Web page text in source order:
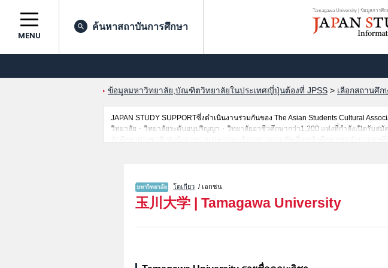
Tamagawa University | ข้อมูลการศึ
MENU
ค้นหาสถาบันการศึกษา
ข้อมูลมหาวิทยาลัย,บัณฑิตวิทยาลัยในประเทศญี่ปุ่นต้องที่ JPSS > เลือกสถานศึก
JAPAN STUDY SUPPORTซึ่งดำเนินงานร่วมกันของ The Asian Students Cultural
วิทยาลัย・วิทยาลัยระดับอนุปริญญา・วิทยาลัยอาชีวศึกษากว่า1,300 แห่งที่กำลังเปิดรับสมั
นักศึกษาต่างชาติเช่นข้อมูลของแต่ละคณะ,ข้อมูลการสอบคัดเลือกเข้าศึกษาเช่นจำนวนค
โตเกียว / เอกชน
玉川大学 | Tamagawa University